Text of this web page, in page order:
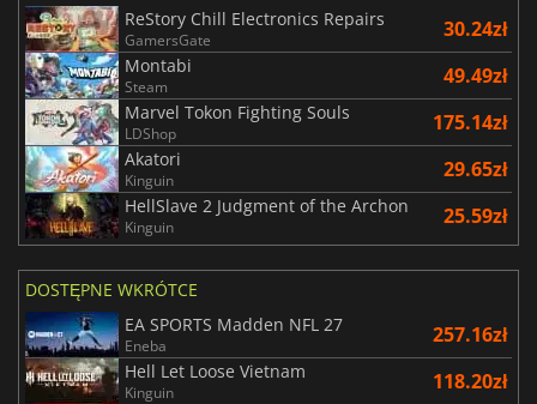
ReStory Chill Electronics Repairs
GamersGate 30.24zł
Montabi
Steam 49.49zł
Marvel Tokon Fighting Souls
LDShop 175.14zł
Akatori
Kinguin 29.65zł
HellSlave 2 Judgment of the Archon
Kinguin 25.59zł
DOSTĘPNE WKRÓTCE
EA SPORTS Madden NFL 27
Eneba 257.16zł
Hell Let Loose Vietnam
Kinguin 118.20zł